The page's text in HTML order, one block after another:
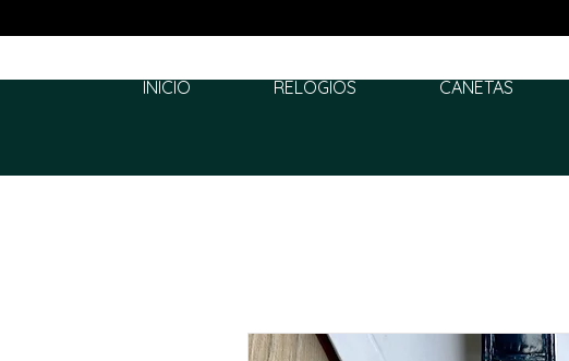
INÍCIO RELÓGIOS CANETAS